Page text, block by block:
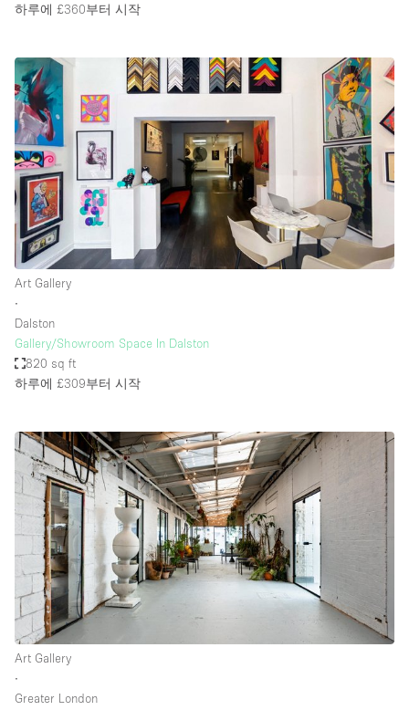
하루에 £360부터 시작
Art Gallery
∙
Dalston
Gallery/Showroom Space In Dalston
820 sq ft
하루에 £309부터 시작
Art Gallery
∙
Greater London